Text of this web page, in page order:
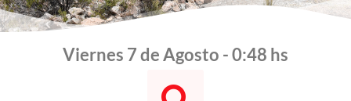
Viernes 7 de Agosto - 0:48 hs